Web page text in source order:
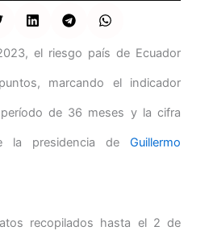
el riesgo país de Ecuador
marcando el indicador
de 36 meses y la cifra
la presidencia de Guillermo
recopilados hasta el 2 de